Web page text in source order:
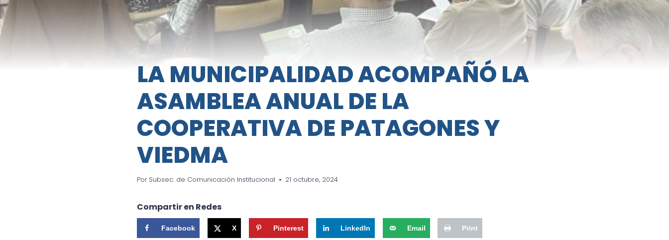
LA MUNICIPALIDAD ACOMPAÑÓ LA
ASAMBLEA ANUAL DE LA
COOPERATIVA DE PATAGONES Y
VIEDMA
Por Subsec. de Comunicación Institucional 21 octubre, 2024
Compartir en Redes
Facebook X Pinterest LinkedIn Email Print